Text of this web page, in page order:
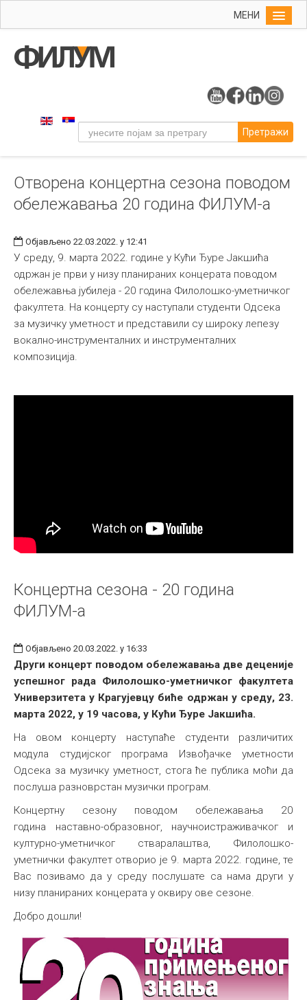
МЕНИ
Упис
Уметност
Музичка уметност
Примењена и ликовна уметност
Издаваштво
Библиотека
Студенти
Међународна
Претражи
Отворена концертна сезона поводом
обележавања 20 година ФИЛУМ-а
Објављено 22.03.2022. у 12:41
У среду, 9. марта 2022. године у Кући Ђуре Јакшића
одржан је први у низу планираних концерата поводом
обележавња јубилеја - 20 година Филолошко-уметничког
факултета. На концерту су наступали студенти Одсека
за музичку уметност и представили су широку лепезу
вокално-инструменталних и инструменталних
композиција.
Концертна сезона - 20 година
ФИЛУМ-а
Објављено 20.03.2022. у 16:33
Други концерт поводом обележавања две деценије
успешног рада Филолошко-уметничког факултета
Универзитета у Крагујевцу биће одржан у среду, 23.
марта 2022, у 19 часова, у Кући Ђуре Јакшића.
На овом концерту наступаће студенти различитих
модула студијског програма Извођачке уметности
Одсека за музичку уметност, стога ће публика моћи да
послуша разноврстан музички програм.
Концертну сезону поводом обележавања 20
година наставно-образовног, научноистраживачког и
културно-уметничког стваралаштва, Филолошко-
уметнички факултет отворио је 9. марта 2022. године, те
Вас позивамо да у среду послушате са нама други у
низу планираних концерата у оквиру ове сезоне.
Добро дошли!